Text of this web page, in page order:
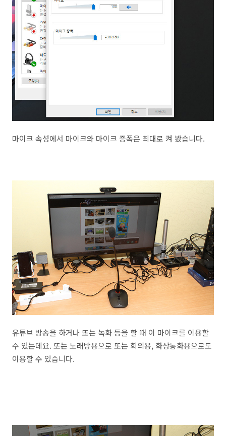
마이크 속성에서 마이크와 마이크 증폭은 최대로 켜 봤습니다.
유튜브 방송을 하거나 또는 녹화 등을 할 때 이 마이크를 이용할
수 있는데요. 또는 노래방용으로 또는 회의용, 화상통화용으로도
이용할 수 있습니다.